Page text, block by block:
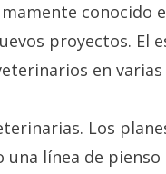
proyectos. El
en varias
Los
línea de